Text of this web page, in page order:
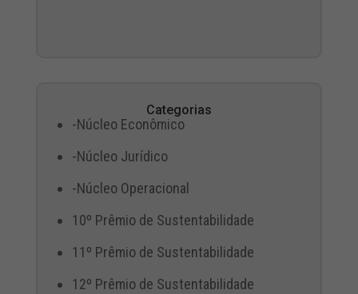
Categorias
-Núcleo Econômico
-Núcleo Jurídico
-Núcleo Operacional
10º Prêmio de Sustentabilidade
11º Prêmio de Sustentabilidade
12º Prêmio de Sustentabilidade